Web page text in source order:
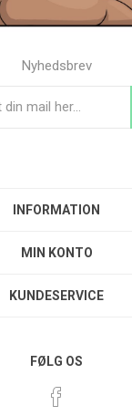
Nyhedsbrev
INFORMATION
MIN KONTO
KUNDESERVICE
FØLG OS